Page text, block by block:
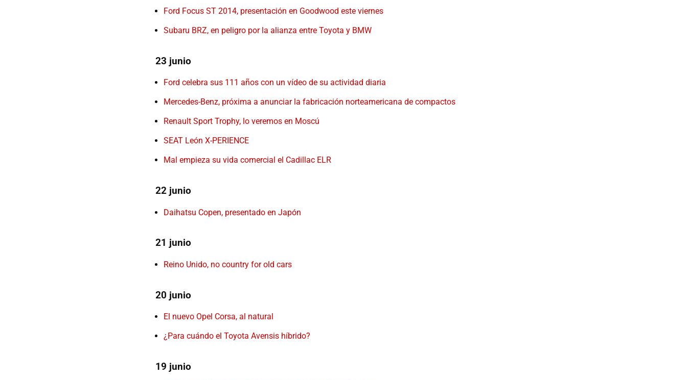
Ford Focus ST 2014, presentación en Goodwood este viernes
Subaru BRZ, en peligro por la alianza entre Toyota y BMW
23 junio
Ford celebra sus 111 años con un vídeo de su actividad diaria
Mercedes-Benz, próxima a anunciar la fabricación norteamericana de compactos
Renault Sport Trophy, lo veremos en Moscú
SEAT León X-PERIENCE
Mal empieza su vida comercial el Cadillac ELR
22 junio
Daihatsu Copen, presentado en Japón
21 junio
Reino Unido, no country for old cars
20 junio
El nuevo Opel Corsa, al natural
¿Para cuándo el Toyota Avensis híbrido?
19 junio